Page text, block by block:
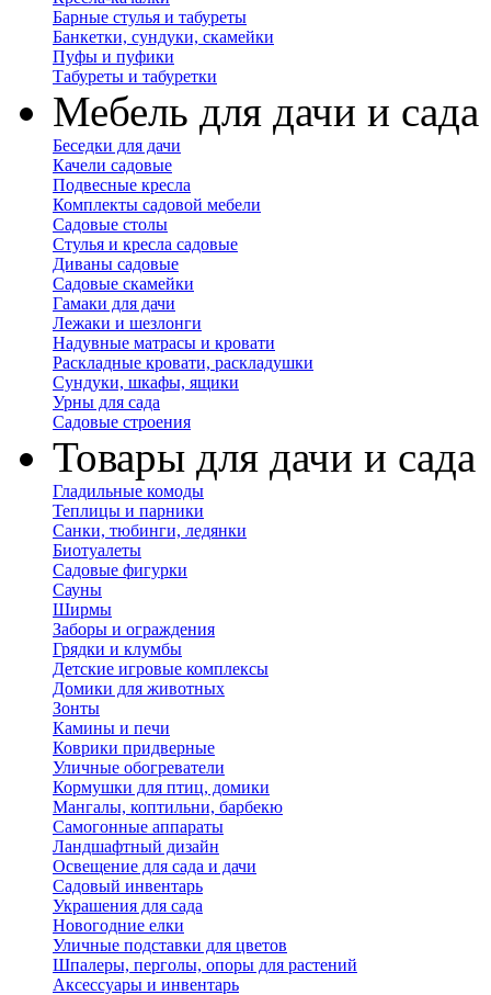
Барные стулья и табуреты
Банкетки, сундуки, скамейки
Пуфы и пуфики
Табуреты и табуретки
Мебель для дачи и сада
Беседки для дачи
Качели садовые
Подвесные кресла
Комплекты садовой мебели
Садовые столы
Стулья и кресла садовые
Диваны садовые
Садовые скамейки
Гамаки для дачи
Лежаки и шезлонги
Надувные матрасы и кровати
Раскладные кровати, раскладушки
Сундуки, шкафы, ящики
Урны для сада
Садовые строения
Товары для дачи и сада
Гладильные комоды
Теплицы и парники
Санки, тюбинги, ледянки
Биотуалеты
Садовые фигурки
Сауны
Ширмы
Заборы и ограждения
Грядки и клумбы
Детские игровые комплексы
Домики для животных
Зонты
Камины и печи
Коврики придверные
Уличные обогреватели
Кормушки для птиц, домики
Мангалы, коптильни, барбекю
Самогонные аппараты
Ландшафтный дизайн
Освещение для сада и дачи
Садовый инвентарь
Украшения для сада
Новогодние елки
Уличные подставки для цветов
Шпалеры, перголы, опоры для растений
Аксессуары и инвентарь